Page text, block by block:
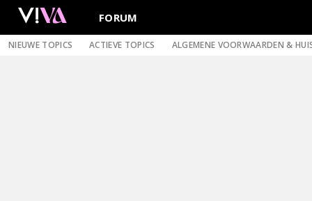
FORUM
NIEUWE TOPICS ACTIEVE TOPICS ALGEMENE VOORWAARDEN &